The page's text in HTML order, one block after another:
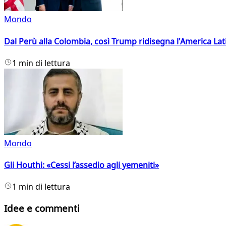
Mondo
Dal Perù alla Colombia, così Trump ridisegna l'America
1 min di lettura
Mondo
Gli Houthi: «Cessi l’assedio agli yemeniti»
1 min di lettura
Idee e commenti